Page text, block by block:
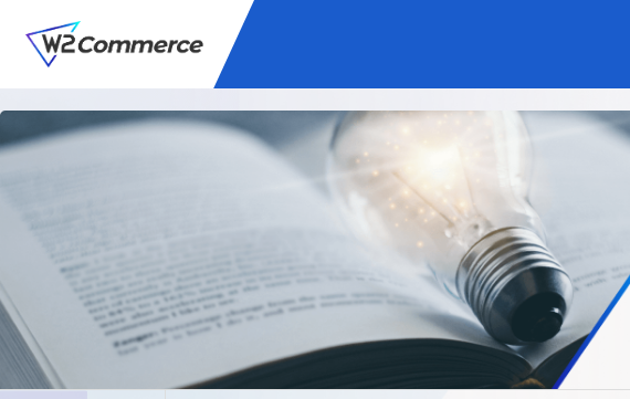
サービス
BtoC向けECサイト構築
W2Commerce
Unified
メディア